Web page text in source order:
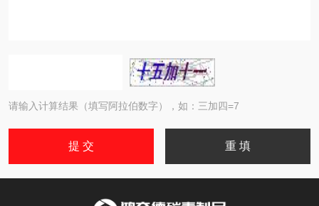
请输入计算结果（填写阿拉伯数字），如：三加四=7